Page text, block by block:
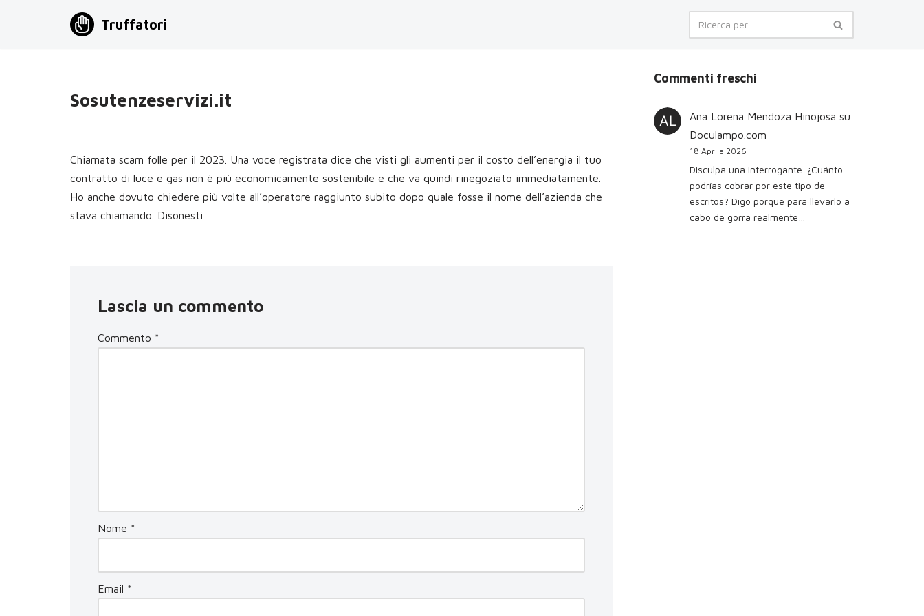
Truffatori
Sosutenzeservizi.it
Chiamata scam folle per il 2023. Una voce registrata dice che visti gli aumenti per il costo dell’energia il tuo
contratto di luce e gas non è più economicamente sostenibile e che va quindi rinegoziato immediatamente.
Ho anche dovuto chiedere più volte all’operatore raggiunto subito dopo quale fosse il nome dell’azienda che
stava chiamando. Disonesti
Lascia un commento
Commento *
Nome *
Email *
Commenti freschi
Ana Lorena Mendoza Hinojosa su
Doculampo.com
18 Aprile 2026
Disculpa una interrogante. ¿Cuánto
podrías cobrar por este tipo de
escritos? Digo porque para llevarlo a
cabo de gorra realmente…